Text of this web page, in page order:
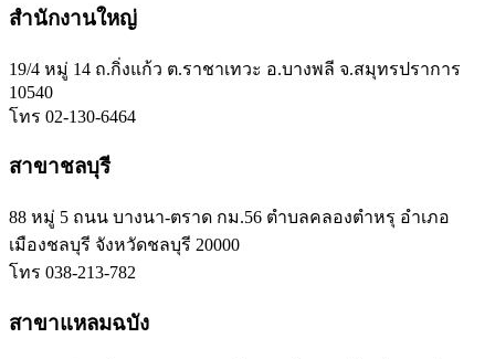
สำนักงานใหญ่
19/4 หมู่ 14 ถ.กิ่งแก้ว ต.ราชาเทวะ อ.บางพลี จ.สมุทรปราการ
10540
โทร 02-130-6464
สาขาชลบุรี
88 หมู่ 5 ถนน บางนา-ตราด กม.56 ตำบลคลองตำหรุ อำเภอ
เมืองชลบุรี จังหวัดชลบุรี 20000
โทร 038-213-782
สาขาแหลมฉบัง